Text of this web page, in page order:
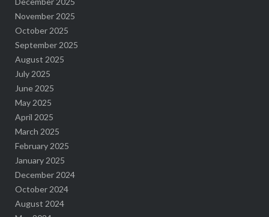
November 2025
October 2025
September 2025
August 2025
July 2025
June 2025
May 2025
April 2025
March 2025
February 2025
January 2025
December 2024
October 2024
August 2024